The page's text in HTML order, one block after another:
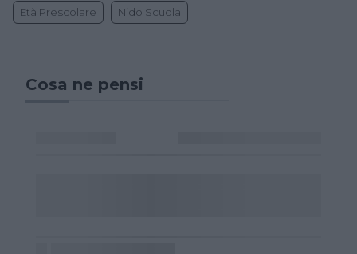
Età Prescolare Nido Scuola
Cosa ne pensi